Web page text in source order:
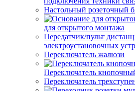
Настольный розеточный
для открытого монтажа
Передатчик/пульт
электроустановочных
Переключатель жалюзи
Переключатель
Переключатель